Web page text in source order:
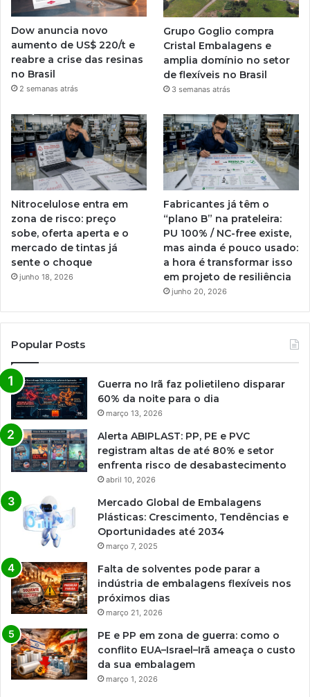
Dow anuncia novo
aumento de US$ 220/t e
reabre a crise das resinas
no Brasil
2 semanas atrás
Grupo Goglio compra
Cristal Embalagens e
amplia domínio no setor
de flexíveis no Brasil
3 semanas atrás
Nitrocelulose entra em
zona de risco: preço
sobe, oferta aperta e o
mercado de tintas já
sente o choque
junho 18, 2026
Fabricantes já têm o
“plano B” na prateleira:
PU 100% / NC-free existe,
mas ainda é pouco usado:
a hora é transformar isso
em projeto de resiliência
junho 20, 2026
Popular Posts
Guerra no Irã faz polietileno disparar
60% da noite para o dia
março 13, 2026
Alerta ABIPLAST: PP, PE e PVC
registram altas de até 80% e setor
enfrenta risco de desabastecimento
abril 10, 2026
Mercado Global de Embalagens
Plásticas: Crescimento, Tendências e
Oportunidades até 2034
março 7, 2025
Falta de solventes pode parar a
indústria de embalagens flexíveis nos
próximos dias
março 21, 2026
PE e PP em zona de guerra: como o
conflito EUA–Israel–Irã ameaça o custo
da sua embalagem
março 1, 2026